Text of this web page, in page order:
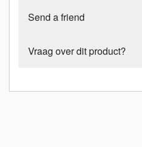
Send a friend
Vraag over dit product?